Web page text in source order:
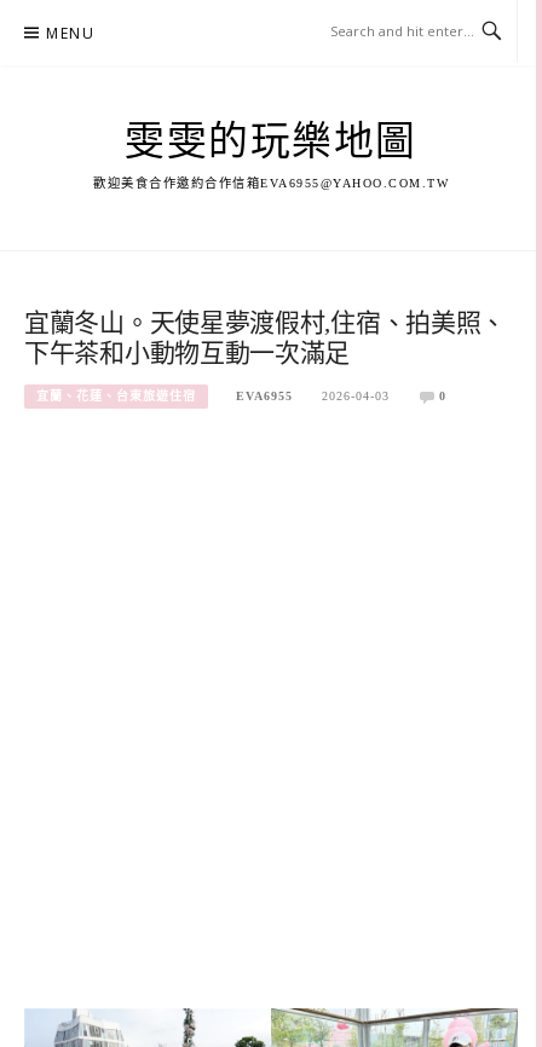
MENU
雯雯的玩樂地圖
歡迎美食合作邀約合作信箱EVA6955@YAHOO.COM.TW
宜蘭冬山。天使星夢渡假村,住宿、拍美照、
下午茶和小動物互動一次滿足
宜蘭、花蓮、台東旅遊住宿 EVA6955 2026-04-03 0